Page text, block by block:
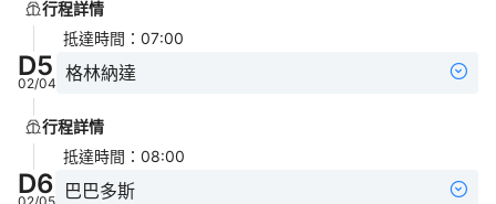
行程詳情
抵達時間 ： 07:00
D5
02/04 格林納達
行程詳情
抵達時間 ： 08:00
D6 巴巴多斯